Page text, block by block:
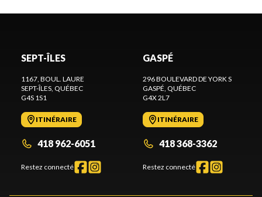
SEPT-ÎLES
1167, BOUL. LAURE
SEPT-ÎLES , QUÉBEC
G4S 1S1
ITINÉRAIRE
418 962-6051
Restez connecté
GASPÉ
296 BOULEVARD DE YORK S
GASPÉ , QUÉBEC
G4X 2L7
ITINÉRAIRE
418 368-3362
Restez connecté